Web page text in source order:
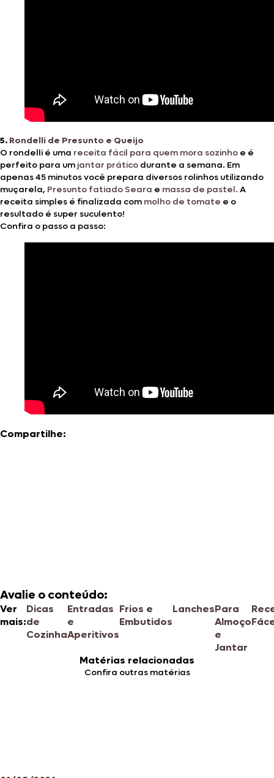
5. Rondelli de Presunto e Queijo
O rondelli é uma receita fácil para quem mora sozinho e é
perfeito para um jantar prático durante a semana. Em
apenas 45 minutos você prepara diversos rolinhos utilizando
muçarela, Presunto fatiado Seara e massa de pastel. A
receita simples é finalizada com molho de tomate e o
resultado é super suculento!
Confira o passo a passo:
Compartilhe:
Avalie o conteúdo:
Ver
mais:
Dicas
de
Cozinha
Entradas
e
Aperitivos
Frios e
Embutidos
LanchesPara
Almoço
e
Jantar
Matérias relacionadas
Confira outras matérias